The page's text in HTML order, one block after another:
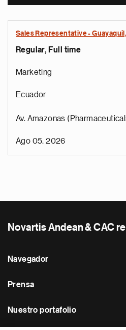
Sales Representative -
Regular, Full time
Marketing
Ecuador
Av. Amazonas
Ago 05, 2026
Novartis Andean & CAC
Navegador
Prensa
Nuestro portafolio